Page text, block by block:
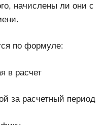
начислены ли они с
по формуле:
в расчет
за расчетный период